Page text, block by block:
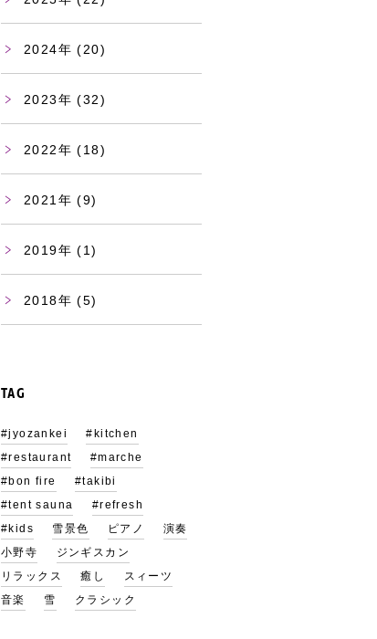
2024 (20)
2023 (32)
2022 (18)
2021 (9)
2019 (1)
2018 (5)
TAG
#jyozankei
#kitchen
#restaurant
#marche
#bon fire
#takibi
#tent sauna
#refresh
#kids
雪景色 ピアノ
演奏
小野寺
ジンギスカン
リラックス
癒し
スィーツ
音楽
雪 クラシック